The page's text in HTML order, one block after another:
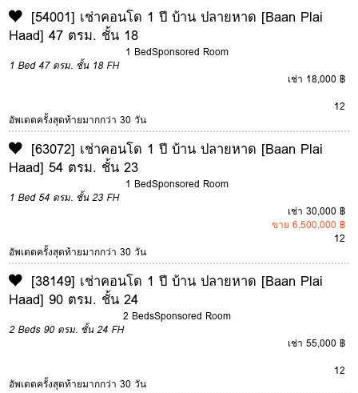
[54001] เช่าคอนโด 1 ปี บ้าน ปลายหาด [Baan Plai
Haad] 47 ตรม. ชั้น 18
1 BedSponsored Room
1 Bed 47 ตรม. ชั้น 18 FH
เช่า 18,000 ฿
12
อัพเดตครั้งสุดท้ายมากกว่า 30 วัน
[63072] เช่าคอนโด 1 ปี บ้าน ปลายหาด [Baan Plai
Haad] 54 ตรม. ชั้น 23
1 BedSponsored Room
1 Bed 54 ตรม. ชั้น 23 FH
เช่า 30,000 ฿
ขาย 6,500,000 ฿
12
อัพเดตครั้งสุดท้ายมากกว่า 30 วัน
[38149] เช่าคอนโด 1 ปี บ้าน ปลายหาด [Baan Plai
Haad] 90 ตรม. ชั้น 24
2 BedsSponsored Room
2 Beds 90 ตรม. ชั้น 24 FH
เช่า 55,000 ฿
12
อัพเดตครั้งสุดท้ายมากกว่า 30 วัน